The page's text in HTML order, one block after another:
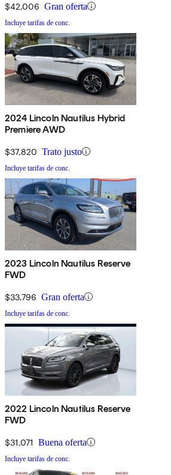
$42,006 Gran oferta
Incluye tarifas de conc.
2024 Lincoln Nautilus Hybrid
Premiere AWD
$37,820 Trato justo
Incluye tarifas de conc.
2023 Lincoln Nautilus Reserve
FWD
$33,796 Gran oferta
Incluye tarifas de conc.
2022 Lincoln Nautilus Reserve
FWD
$31,071 Buena oferta
Incluye tarifas de conc.